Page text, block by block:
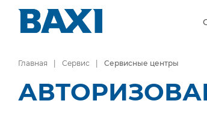
Главная Сервис Сервисные центры